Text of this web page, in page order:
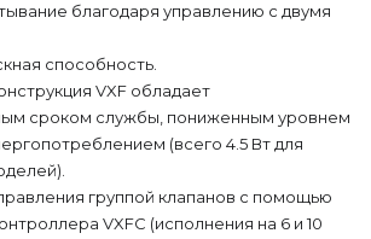
благодаря управлению с двумя
способность.
VXF обладает
сроком службы, пониженным уровнем
(всего 4.5 Вт для
группой клапанов с помощью
VXFC (исполнения на 6 и 10